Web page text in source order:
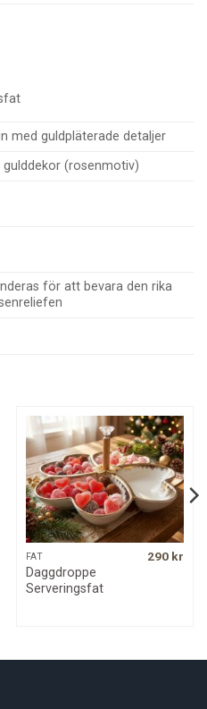
med guldpläterade detaljer
(rosenmotiv)
för att bevara den rika
FAT
Daggdroppe
Serveringsfat
290 kr